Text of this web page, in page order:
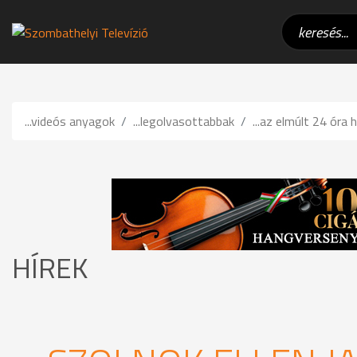
...videós anyagok ...legolvasottabbak ...az elmúlt 24 óra
HÍREK